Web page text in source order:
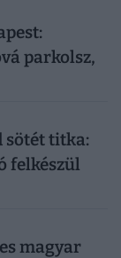
parkolsz,
sötét titka:
felkészül
magyar